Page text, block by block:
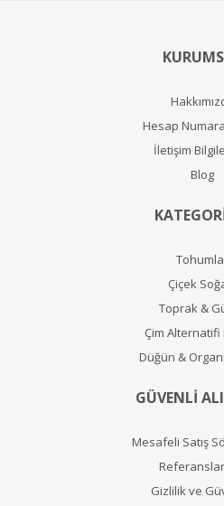
Hesap
İletişim
Blog
Çiçek
Toprak &
Çim Alternatifi
Düğün &
GÜVENLİ
Mesafeli Satış
Gizlilik ve